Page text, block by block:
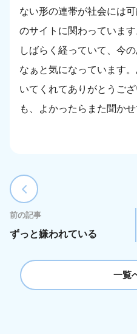
ない形の連帯が社会には
のサイトに関わっていま
しばらく経っていて、今
なぁと気になっています
いてくれてありがとうご
も、よかったらまた聞かせ
前の記事
ずっと嫌われている
一覧